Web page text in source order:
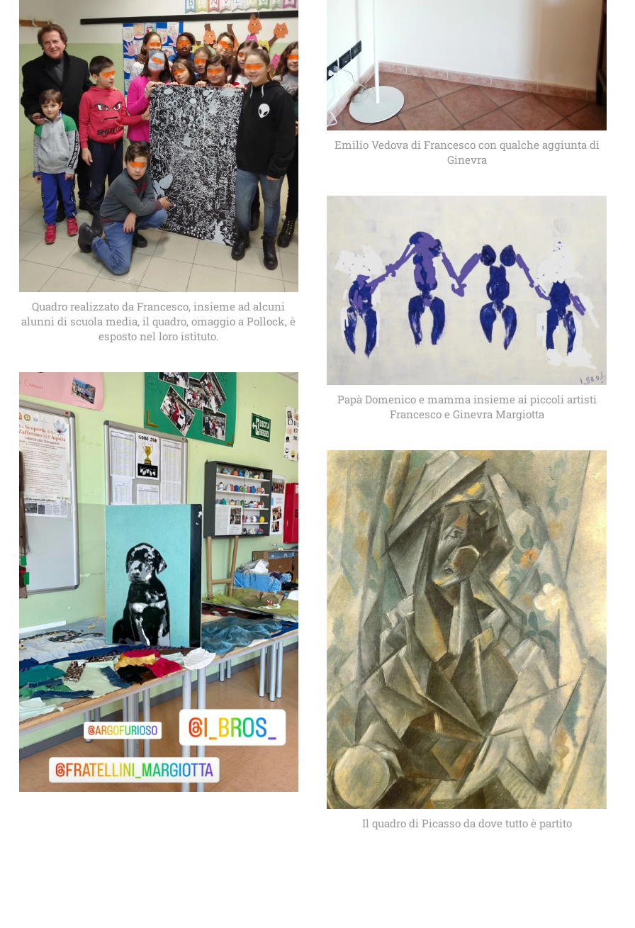
Quadro realizzato da Francesco, insieme ad alcuni
alunni di scuola media, il quadro, omaggio a Pollock, è
esposto nel loro istituto.
Emilio Vedova di Francesco con qualche aggiunta di
Ginevra
Papà Domenico e mamma insieme ai piccoli artisti
Francesco e Ginevra Margiotta
Il quadro di Picasso da dove tutto è partito